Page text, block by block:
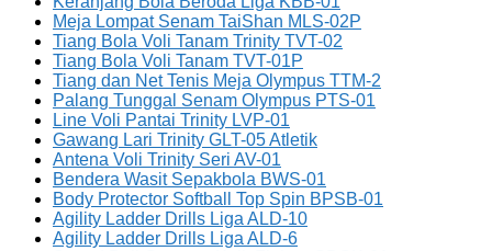
Meja Lompat Senam TaiShan MLS-02P
Tiang Bola Voli Tanam Trinity TVT-02
Tiang Bola Voli Tanam TVT-01P
Tiang dan Net Tenis Meja Olympus TTM-2
Palang Tunggal Senam Olympus PTS-01
Line Voli Pantai Trinity LVP-01
Gawang Lari Trinity GLT-05 Atletik
Antena Voli Trinity Seri AV-01
Bendera Wasit Sepakbola BWS-01
Body Protector Softball Top Spin BPSB-01
Agility Ladder Drills Liga ALD-10
Agility Ladder Drills Liga ALD-6